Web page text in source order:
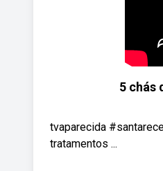
5 chás
tvaparecida
tratamentos ...